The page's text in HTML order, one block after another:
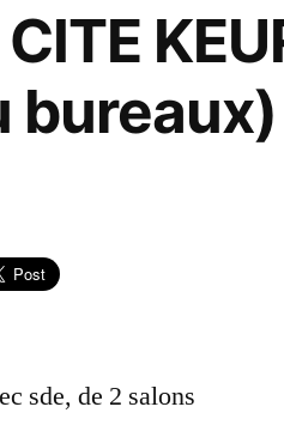
bureaux)
sde, de 2 salons